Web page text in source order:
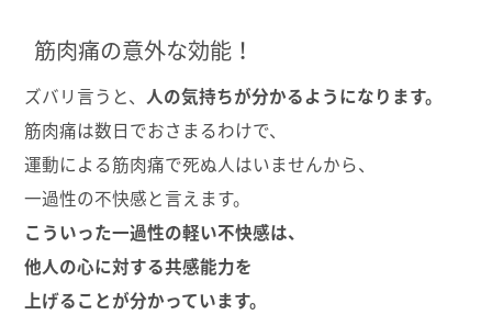
筋肉痛の意外な効能！
ズバリ言うと、人の気持ちが分かるようになります。
筋肉痛は数日でおさまるわけで、
運動による筋肉痛で死ぬ人はいませんから、
一過性の不快感と言えます。
こういった一過性の軽い不快感は、
他人の心に対する共感能力を
上げることが分かっています。